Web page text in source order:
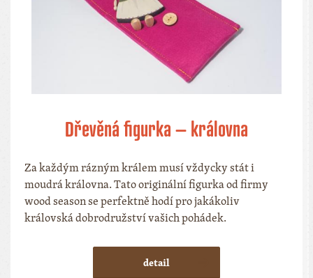
Dřevěná figurka – královna
Za každým rázným králem musí vždycky stát i
moudrá královna. Tato originální figurka od firmy
wood season se perfektně hodí pro jakákoliv
královská dobrodružství vašich pohádek.
detail